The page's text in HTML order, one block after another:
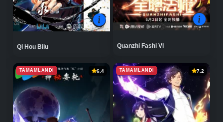
Qi Hou Bilu Quanzhi Fashi VI
TAMAMLANDI 6.4 TAMAMLANDI 7.2